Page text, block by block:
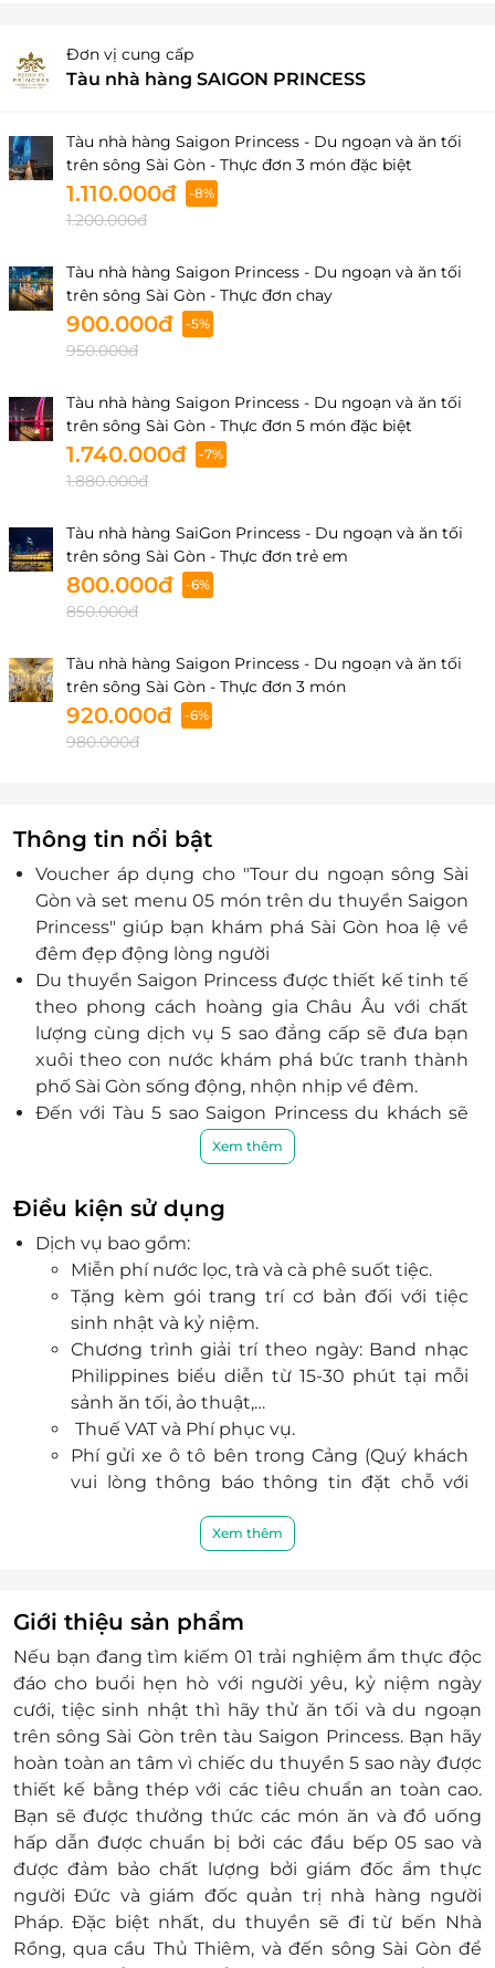
Đơn vị cung cấp
Tàu nhà hàng SAIGON PRINCESS
Tàu nhà hàng Saigon Princess - Du ngoạn và ăn tối
trên sông Sài Gòn - Thực đơn 3 món đặc biệt
1.110.000đ -8%
1.200.000đ
Tàu nhà hàng Saigon Princess - Du ngoạn và ăn tối
trên sông Sài Gòn - Thực đơn chay
900.000đ -5%
950.000đ
Tàu nhà hàng Saigon Princess - Du ngoạn và ăn tối
trên sông Sài Gòn - Thực đơn 5 món đặc biệt
1.740.000đ -7%
1.880.000đ
Tàu nhà hàng SaiGon Princess - Du ngoạn và ăn tối
trên sông Sài Gòn - Thực đơn trẻ em
800.000đ -6%
850.000đ
Tàu nhà hàng Saigon Princess - Du ngoạn và ăn tối
trên sông Sài Gòn - Thực đơn 3 món
920.000đ -6%
980.000đ
Thông tin nổi bật
Voucher áp dụng cho "Tour du ngoạn sông Sài
Gòn và set menu 05 món trên du thuyền Saigon
Princess" giúp bạn khám phá Sài Gòn hoa lệ về
đêm đẹp động lòng người
Du thuyền Saigon Princess được thiết kế tinh tế
theo phong cách hoàng gia Châu Âu với chất
lượng cùng dịch vụ 5 sao đẳng cấp sẽ đưa bạn
xuôi theo con nước khám phá bức tranh thành
phố Sài Gòn sống động, nhộn nhịp về đêm.
Đến với Tàu 5 sao Saigon Princess du khách sẽ
được thưởng thức các món ăn và đồ uống hấp
dẫn được chuẩn bị bởi các đầu bếp 5 sao và được
đảm bảo chất lượng bởi giám đốc ẩm thực
người Đức và giám đốc quản trị nhà hàng người
Pháp
Set thực đơn Việt Nam 05 món món bao gồm:
Gỏi Xoài & Bưởi Hồng
Súp Sơn Hào Hải Vị
Chạo Tôm
Cá Bống Mú Nướng với Xốt Đặc Biệt
Chè Long Nhãn Hạt Sen
Trải nghiệm du thuyền 5 sao Saigon Princess
được xây dựng bởi các kỹ sư Việt Nam với tiêu
chuẩn an toàn cao.
Đội ngũ nhân viên được đào tạo bài bản, luôn
luôn thân thiện vui vẻ và phục vụ du khách hết
phong phú và hấp dẫn.
Xem thêm
Điều kiện sử dụng
Dịch vụ bao gồm:
Miễn phí nước lọc, trà và cà phê suốt tiệc.
Tặng kèm gói trang trí cơ bản đối với tiệc
sinh nhật và kỷ niệm.
Chương trình giải trí theo ngày: Band nhạc
Philippines biểu diễn từ 15-30 phút tại mỗi
sảnh ăn tối, ảo thuật,…
Thuế VAT và Phí phục vụ.
Phí gửi xe ô tô bên trong Cảng (Quý khách
vui lòng thông báo thông tin đặt chỗ với
chức hoạt động theo chủ đề (Lễ hội sông
nước,…)
Địa chỉ đón khách:
Cảng Hành khách Tàu biển - Cảng Sài Gòn,
số 5 Nguyễn Tất Thành, phường 13, quận 4,
TP.HCM (Địa chỉ trước khi sáp nhập)
Cảng Hành khách Tàu biển - Cảng Sài Gòn,
số 5 Nguyễn Tất Thành, phường Xóm Chiếu ,
TP.HCM (Địa chỉ sau khi sáp nhập)
Giờ hoạt động mỗi ngày:
Giờ đón khách: 18h00 đến 19h15
Giờ Tàu xuất bến: 19h30
Giờ Tàu cập bến: 21h30
Lộ trình tàu chạy: Cảng Sài Gòn - Landmark 81 -
Xem thêm
Giới thiệu sản phẩm
Nếu bạn đang tìm kiếm 01 trải nghiệm ẩm thực độc
đáo cho buổi hẹn hò với người yêu, kỷ niệm ngày
cưới, tiệc sinh nhật thì hãy thử ăn tối và du ngoạn
trên sông Sài Gòn trên tàu Saigon Princess. Bạn hãy
hoàn toàn an tâm vì chiếc du thuyền 5 sao này được
thiết kế bằng thép với các tiêu chuẩn an toàn cao.
Bạn sẽ được thưởng thức các món ăn và đồ uống
hấp dẫn được chuẩn bị bởi các đầu bếp 05 sao và
được đảm bảo chất lượng bởi giám đốc ẩm thực
người Đức và giám đốc quản trị nhà hàng người
Pháp. Đặc biệt nhất, du thuyền sẽ đi từ bến Nhà
Rồng, qua cầu Thủ Thiêm, và đến sông Sài Gòn để